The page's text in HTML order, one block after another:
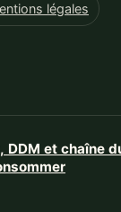
légales
DDM et chaîne